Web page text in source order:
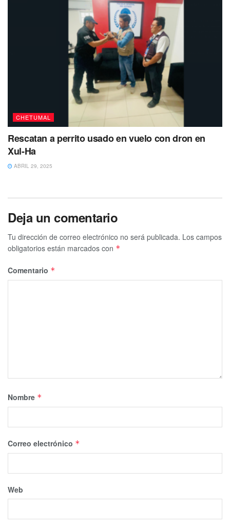
CHETUMAL
Rescatan a perrito usado en vuelo con dron en
Xul-Ha
ABRIL 29, 2025
Deja un comentario
Tu dirección de correo electrónico no será publicada. Los campos
obligatorios están marcados con *
Comentario *
Nombre *
Correo electrónico *
Web